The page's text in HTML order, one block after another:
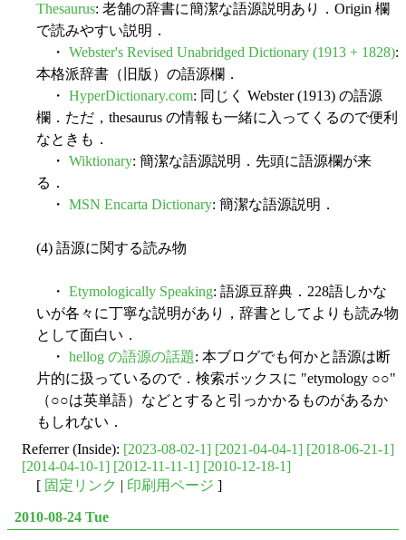
Thesaurus: 老舗の辞書に簡潔な語源説明あり．Origin 欄
で読みやすい説明．
・ Webster's Revised Unabridged Dictionary (1913 + 1828):
本格派辞書（旧版）の語源欄．
・ HyperDictionary.com: 同じく Webster (1913) の語源
欄．ただ，thesaurus の情報も一緒に入ってくるので便利
なときも．
・ Wiktionary: 簡潔な語源説明．先頭に語源欄が来
る．
・ MSN Encarta Dictionary: 簡潔な語源説明．
(4) 語源に関する読み物
・ Etymologically Speaking: 語源豆辞典．228語しかな
いが各々に丁寧な説明があり，辞書としてよりも読み物
として面白い．
・ hellog の語源の話題: 本ブログでも何かと語源は断
片的に扱っているので．検索ボックスに "etymology ○○"
（○○は英単語）などとすると引っかかるものがあるか
もしれない．
Referrer (Inside): [2023-08-02-1] [2021-04-04-1] [2018-06-21-1]
[2014-04-10-1] [2012-11-11-1] [2010-12-18-1]
[ 固定リンク | 印刷用ページ ]
2010-08-24 Tue